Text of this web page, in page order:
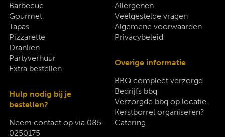
Barbecue
Gourmet
Tapas
Pizzarette
Dranken
Partyverhuur
Extra bestellen
Hulp nodig bij je
bestellen?
Neem contact op via 085-
0250175
Allergenen
Veelgestelde vragen
Algemene voorwaarden
Privacybeleid
Overige informatie
BBQ compleet verzorgd
Bedrijfs bbq
Verzorgde bbq op locatie
Kerstborrel organiseren?
Catering